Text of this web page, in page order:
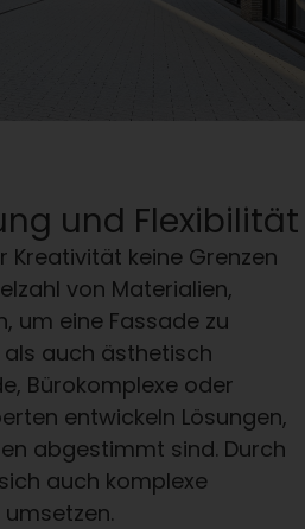
und Flexibilität
Kreativität keine Grenzen
von Materialien,
um eine Fassade zu
auch ästhetisch
Bürokomplexe oder
entwickeln Lösungen,
abgestimmt sind. Durch
auch komplexe